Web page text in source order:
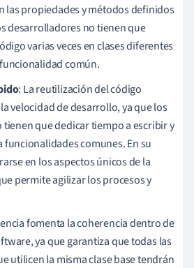
las propiedades y métodos definidos
desarrolladores no tienen que
varias veces en clases diferentes
común.
: La reutilización del código
velocidad de desarrollo, ya que los
que dedicar tiempo a escribir y
comunes. En su
en los aspectos únicos de la
permite agilizar los procesos y
fomenta la coherencia dentro de
ya que garantiza que todas las
utilicen la misma clase base tendrán